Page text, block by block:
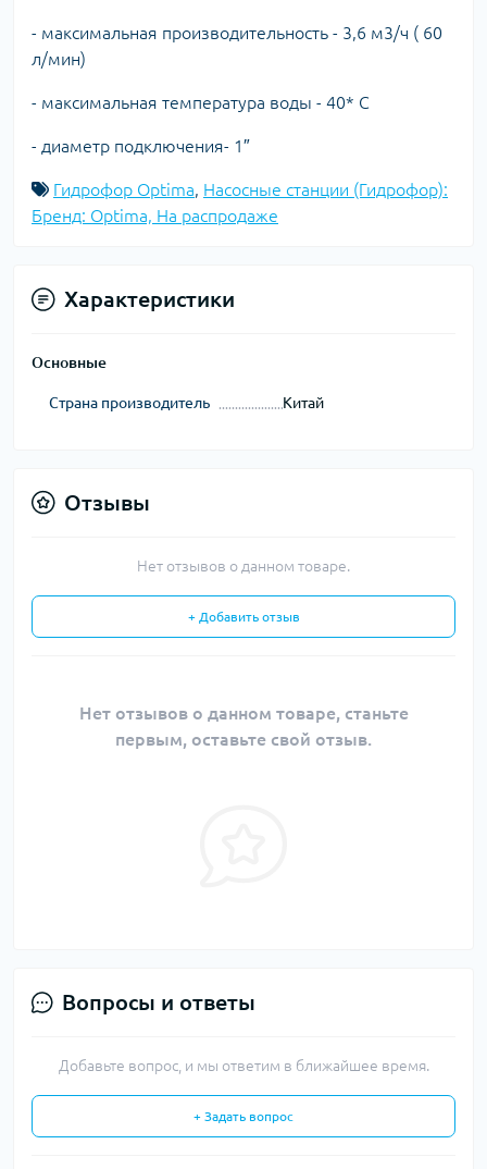
- максимальная производительность - 3,6 м3/ч ( 60
л/мин)
- максимальная температура воды - 40* С
- диаметр подключения- 1″
Гидрофор Optima Насосные станции (Гидрофор):
Бренд: Optima, На распродаже
Характеристики
Основные
Страна производитель Китай
Отзывы
Нет отзывов о данном товаре.
+ Добавить отзыв
Нет отзывов о данном товаре, станьте
первым, оставьте свой отзыв.
Вопросы и ответы
Добавьте вопрос, и мы ответим в ближайшее время.
+ Задать вопрос